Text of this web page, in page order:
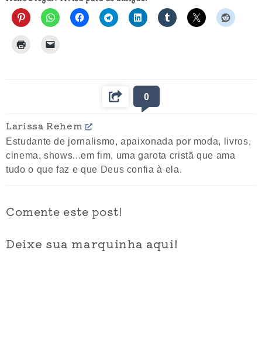
0
Larissa Rehem
Estudante de jornalismo, apaixonada por moda, livros,
cinema, shows...em fim, uma garota cristã que ama
tudo o que faz e que Deus confia à ela.
Comente este post!
Deixe sua marquinha aqui!